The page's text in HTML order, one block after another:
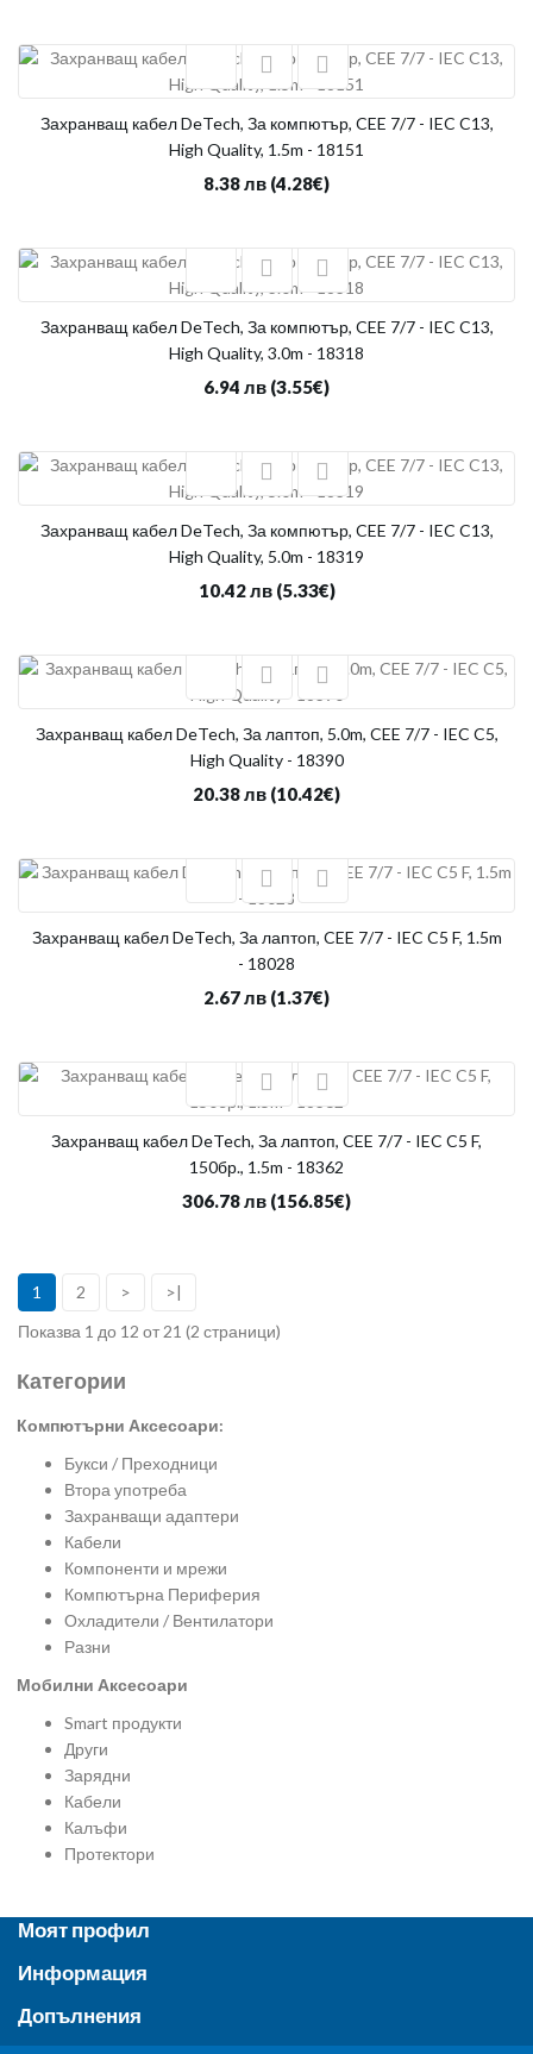
Захранващ кабел DeTech, За компютър, CEE 7/7 - IEC C13,
High Quality, 1.5m - 18151
8.38 лв (4.28€)
Захранващ кабел DeTech, За компютър, CEE 7/7 - IEC C13,
High Quality, 3.0m - 18318
6.94 лв (3.55€)
Захранващ кабел DeTech, За компютър, CEE 7/7 - IEC C13,
High Quality, 5.0m - 18319
10.42 лв (5.33€)
Захранващ кабел DeTech, За лаптоп, 5.0m, CEE 7/7 - IEC C5,
High Quality - 18390
20.38 лв (10.42€)
Захранващ кабел DeTech, За лаптоп, CEE 7/7 - IEC C5 F, 1.5m
- 18028
2.67 лв (1.37€)
Захранващ кабел DeTech, За лаптоп, CEE 7/7 - IEC C5 F,
150бр., 1.5m - 18362
306.78 лв (156.85€)
1 2 >
>|
Показва 1 до 12 от 21 (2 страници)
Категории
Компютърни Аксесоари:
Букси / Преходници
Втора употреба
Захранващи адаптери
Кабели
Компоненти и мрежи
Компютърна Периферия
Охладители / Вентилатори
Разни
Мобилни Аксесоари
Smart продукти
Други
Зарядни
Кабели
Калъфи
Протектори
Моят профил
Информация
Допълнения